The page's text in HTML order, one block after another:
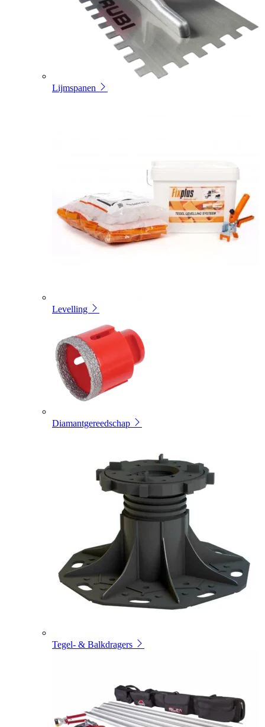
Lijmspanen
Levelling
Diamantgereedschap
Tegel- & Balkdragers